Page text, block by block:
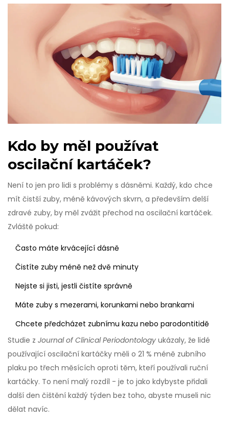
Kdo by měl používat
oscilační kartáček?
Není to jen pro lidi s problémy s dásněmi. Každý, kdo chce
mít čistší zuby, méně kávových skvrn, a především delší
zdravé zuby, by měl zvážit přechod na oscilační kartáček.
Zvláště pokud:
Často máte krvácející dásně
Čistíte zuby méně než dvě minuty
Nejste si jisti, jestli čistíte správně
Máte zuby s mezerami, korunkami nebo brankami
Chcete předcházet zubnímu kazu nebo parodontitidě
Studie z Journal of Clinical Periodontology ukázaly, že lidé
používající oscilační kartáčky měli o 21 % méně zubního
plaku po třech měsících oproti těm, kteří používali ruční
kartáčky. To není malý rozdíl - je to jako kdybyste přidali
další den čištění každý týden bez toho, abyste museli nic
dělat navíc.